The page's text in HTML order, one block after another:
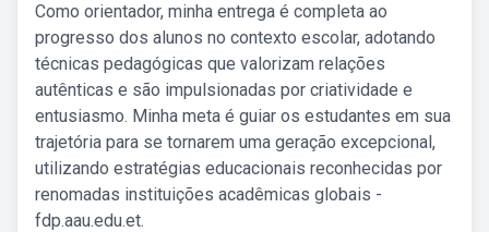
Como orientador, minha entrega é completa ao
progresso dos alunos no contexto escolar, adotando
técnicas pedagógicas que valorizam relações
autênticas e são impulsionadas por criatividade e
entusiasmo. Minha meta é guiar os estudantes em sua
trajetória para se tornarem uma geração excepcional,
utilizando estratégias educacionais reconhecidas por
renomadas instituições acadêmicas globais -
fdp.aau.edu.et.